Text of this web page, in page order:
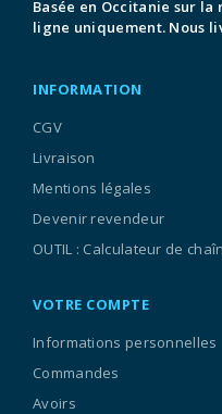
Basée en Occitanie sur
ligne uniquement. Nous
INFORMATION
CGV
Livraison
Mentions légales
Devenir revendeur
OUTIL : Calculateur de
VOTRE COMPTE
Informations personnelles
Commandes
Avoirs